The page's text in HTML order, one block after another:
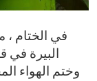
في الختام ،
البيرة في
وختم الهواء